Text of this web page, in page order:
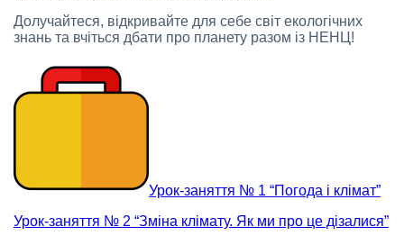
Долучайтеся, відкривайте для себе світ екологічних
знань та вчіться дбати про планету разом із НЕНЦ!
Урок-заняття № 1 “Погода і клімат”
Урок-заняття № 2 “Зміна клімату. Як ми про це дізалися”